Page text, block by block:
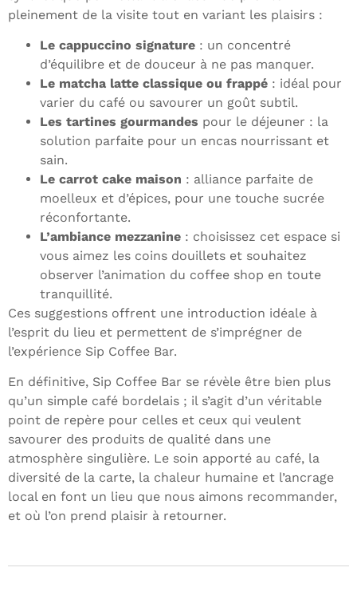
pleinement de la visite tout en variant les plaisirs :
Le cappuccino signature : un concentré
d’équilibre et de douceur à ne pas manquer.
Le matcha latte classique ou frappé : idéal pour
varier du café ou savourer un goût subtil.
Les tartines gourmandes pour le déjeuner : la
solution parfaite pour un encas nourrissant et
sain.
Le carrot cake maison : alliance parfaite de
moelleux et d’épices, pour une touche sucrée
réconfortante.
L’ambiance mezzanine : choisissez cet espace si
vous aimez les coins douillets et souhaitez
observer l’animation du coffee shop en toute
tranquillité.
Ces suggestions offrent une introduction idéale à
l’esprit du lieu et permettent de s’imprégner de
l’expérience Sip Coffee Bar.
En définitive, Sip Coffee Bar se révèle être bien plus
qu’un simple café bordelais ; il s’agit d’un véritable
point de repère pour celles et ceux qui veulent
savourer des produits de qualité dans une
atmosphère singulière. Le soin apporté au café, la
diversité de la carte, la chaleur humaine et l’ancrage
local en font un lieu que nous aimons recommander,
et où l’on prend plaisir à retourner.